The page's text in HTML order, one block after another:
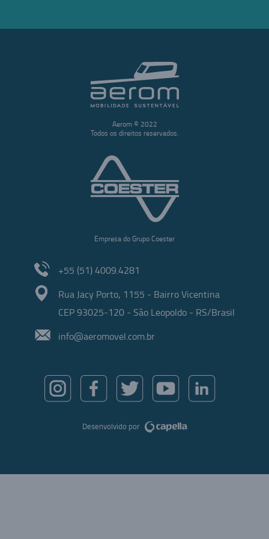
Aerom © 2022
Todos os direitos reservados.
Empresa do Grupo Coester
+55 (51) 4009.4281
Rua Jacy Porto, 1155 - Bairro Vicentina
CEP 93025-120 - São Leopoldo - RS/Brasil
info@aeromovel.com.br
Desenvolvido por